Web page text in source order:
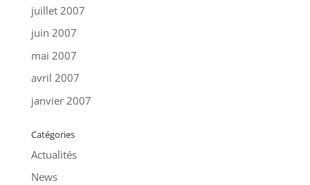
juillet 2007
juin 2007
mai 2007
avril 2007
janvier 2007
Catégories
Actualités
News